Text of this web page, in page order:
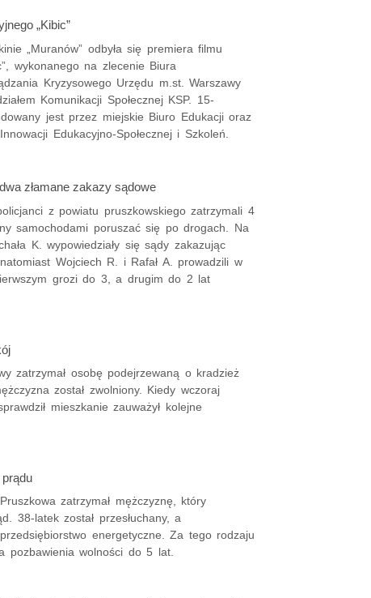
„Kibic”
„Muranów” odbyła się premiera filmu
wykonanego na zlecenie Biura
Kryzysowego Urzędu m.st. Warszawy
Komunikacji Społecznej KSP. 15-
jest przez miejskie Biuro Edukacji oraz
Edukacyjno-Społecznej i Szkoleń.
złamane zakazy sądowe
z powiatu pruszkowskiego zatrzymali 4
samochodami poruszać się po drogach. Na
K. wypowiedziały się sądy zakazując
Wojciech R. i Rafał A. prowadzili w
grozi do 3, a drugim do 2 lat
zatrzymał osobę podejrzewaną o kradzież
został zwolniony. Kiedy wczoraj
mieszkanie zauważył kolejne
zatrzymał mężczyznę, który
38-latek został przesłuchany, a
przedsiębiorstwo energetyczne. Za tego rodzaju
pozbawienia wolności do 5 lat.